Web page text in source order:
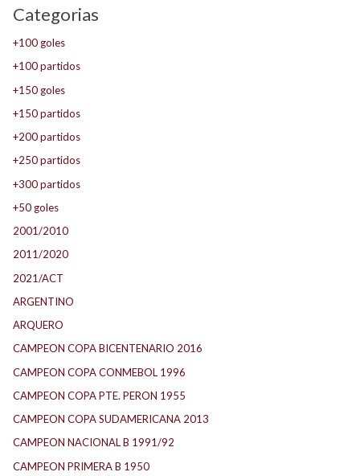
Categorias
+100 goles
+100 partidos
+150 goles
+150 partidos
+200 partidos
+250 partidos
+300 partidos
+50 goles
2001/2010
2011/2020
2021/ACT
ARGENTINO
ARQUERO
CAMPEON COPA BICENTENARIO 2016
CAMPEON COPA CONMEBOL 1996
CAMPEON COPA PTE. PERON 1955
CAMPEON COPA SUDAMERICANA 2013
CAMPEON NACIONAL B 1991/92
CAMPEON PRIMERA B 1950